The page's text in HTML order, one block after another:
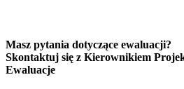
Masz pytania dotyczące ewaluacji?
Skontaktuj się z Kierownikiem
Ewaluacje